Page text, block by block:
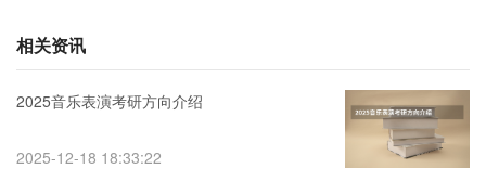
相关资讯
2025音乐表演考研方向介绍
2025-12-18 18:33:22